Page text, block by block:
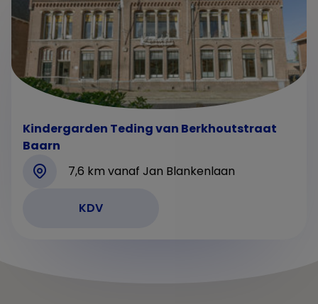
Kindergarden Teding van Berkhoutstraat
Baarn
7,6 km vanaf Jan Blankenlaan
KDV